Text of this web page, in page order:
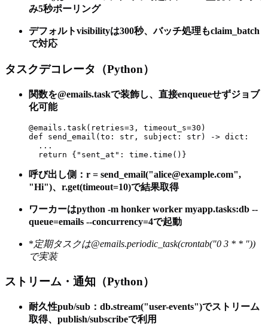
み5秒ポーリング
デフォルトvisibilityは300秒、バッチ処理もclaim_batch
で対応
タスクデコレータ（Python）
関数を@emails.taskで装飾し、直接enqueueせずジョブ
化可能
@emails.task(retries=3, timeout_s=30)
def send_email(to: str, subject: str) -> dict:
  ...
呼び出し側：r = send_email("alice@example.com",
"Hi")、r.get(timeout=10)で結果取得
ワーカーはpython -m honker worker myapp.tasks:db --
queue=emails --concurrency=4で起動
*定期タスクは@emails.periodic_task(crontab("0 3 * * "))
で実装
ストリーム・通知（Python）
耐久性pub/sub：db.stream("user-events")でストリーム
取得、publish/subscribeで利用